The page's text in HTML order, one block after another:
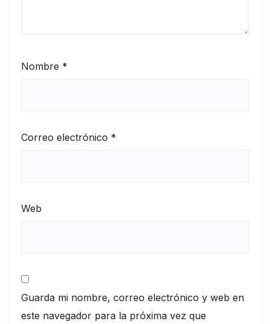
Nombre *
Correo electrónico *
Web
Guarda mi nombre, correo electrónico y web en
este navegador para la próxima vez que